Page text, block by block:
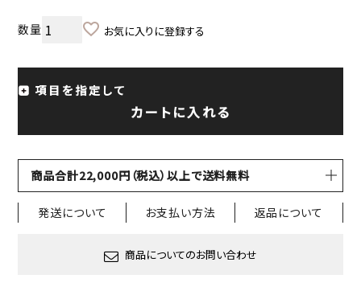
お気に入りに登録する
項目を指定して
カートに入れる
商品合計22,000円（税込）以上で送料無料
発送について お支払い方法 返品について
商品についてのお問い合わせ